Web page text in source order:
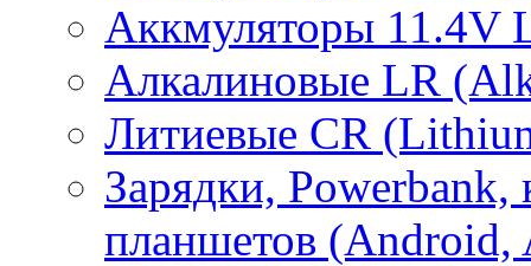
Аккмуляторы 11.4V
Алкалиновые LR
Литиевые CR
Зарядки, Powerbank,
планшетов (Android,